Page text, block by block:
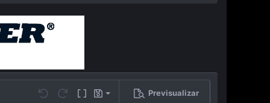
Undo Redo Toggle BB code
Borradores
Guardar borrador
Previsualizar